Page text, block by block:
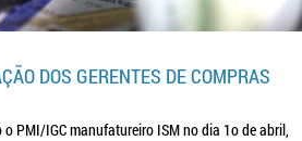
DOS GERENTES DE COMPRAS
PMI/IGC manufatureiro ISM no dia 1o de abril,